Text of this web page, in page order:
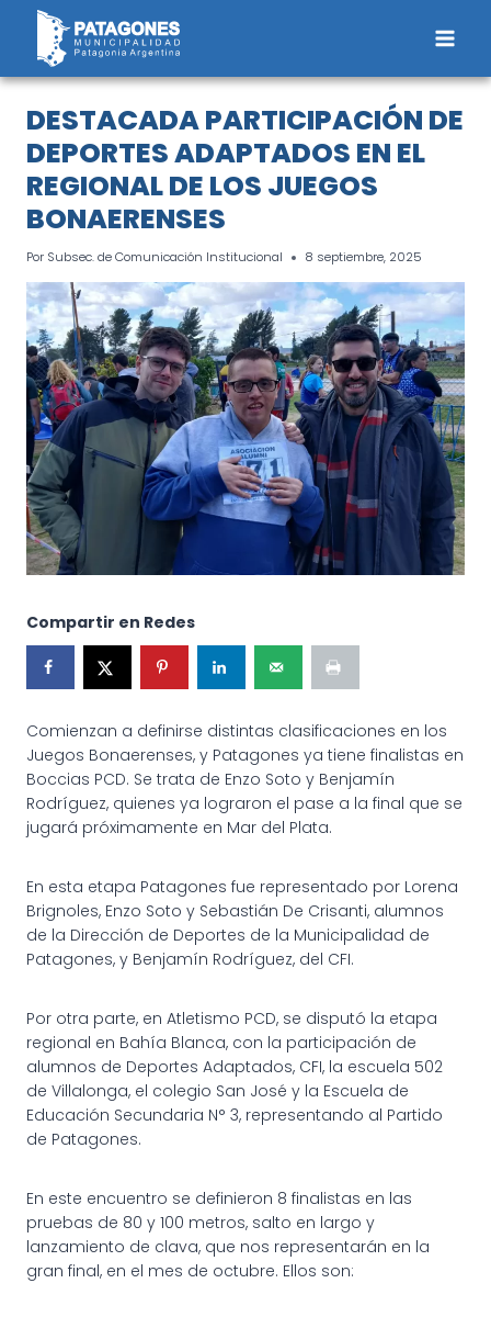
Saltar
contenido
DESTACADA PARTICIPACIÓN DE
DEPORTES ADAPTADOS EN EL
REGIONAL DE LOS JUEGOS
BONAERENSES
Por Subsec. de Comunicación Institucional 8 septiembre, 2025
Compartir en Redes
Comienzan a definirse distintas clasificaciones en los
Juegos Bonaerenses, y Patagones ya tiene finalistas en
Boccias PCD. Se trata de Enzo Soto y Benjamín
Rodríguez, quienes ya lograron el pase a la final que se
jugará próximamente en Mar del Plata.
En esta etapa Patagones fue representado por Lorena
Brignoles, Enzo Soto y Sebastián De Crisanti, alumnos
de la Dirección de Deportes de la Municipalidad de
Patagones, y Benjamín Rodríguez, del CFI.
Por otra parte, en Atletismo PCD, se disputó la etapa
regional en Bahía Blanca, con la participación de
alumnos de Deportes Adaptados, CFI, la escuela 502
de Villalonga, el colegio San José y la Escuela de
Educación Secundaria N° 3, representando al Partido
de Patagones.
En este encuentro se definieron 8 finalistas en las
pruebas de 80 y 100 metros, salto en largo y
lanzamiento de clava, que nos representarán en la
gran final, en el mes de octubre. Ellos son: